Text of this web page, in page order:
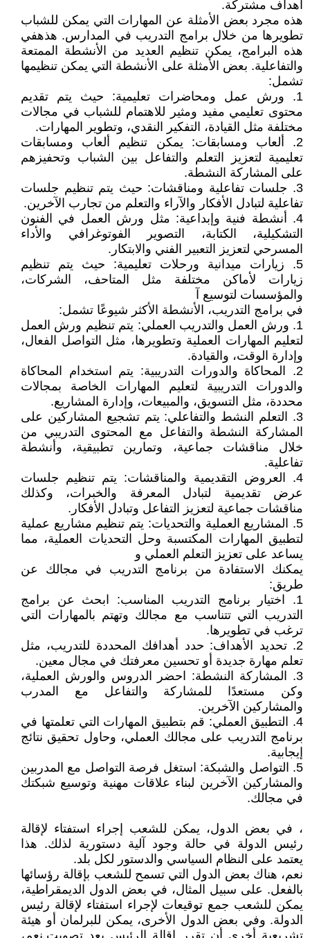
أهداف مشتركة.
هذه مجرد بعض الأمثلة عن المهارات التي يمكن للشباب
تطويرها من خلال برامج التدريب في المدارس. هذهفي
هذه البرامج، يمكن تنظيم العديد من الأنشطة الممتعة
والتفاعلية. بعض الأمثلة على الأنشطة التي يمكن تنظيمها
تشمل:
1. ورش عمل ومحاضرات تعليمية: حيث يتم تقديم
محتوى تعليمي مفيد ومثير للاهتمام للشباب في مجالات
مختلفة مثل القيادة، التفكير النقدي، وتطوير المهارات.
2. ألعاب ومسابقات: يمكن تنظيم ألعاب ومسابقات
تعليمية لتعزيز التعلم والتفاعل بين الشباب وتحفيزهم
على المشاركة النشطة.
3. جلسات تفاعلية ومناقشات: حيث يتم تنظيم جلسات
تفاعلية لتبادل الأفكار والآراء والتعلم من تجارب الآخرين.
4. أنشطة فنية وإبداعية: مثل ورش العمل في الفنون
التشكيلية، الكتابة، التصوير الفوتوغرافي والأداء
المسرحي لتعزيز التعبير الفني والابتكار.
5. زيارات ميدانية ورحلات تعليمية: حيث يتم تنظيم
زيارات لأماكن مختلفة مثل المتاحف، الشركات،
والمؤسسات لتوسيع آ
في برامج التدريب، الأنشطة الأكثر شيوعًا تشمل:
1. ورش العمل والتدريب العملي: يتم تنظيم ورش العمل
لتعليم المهارات العملية وتطويرها، مثل التواصل الفعال،
وإدارة الوقت، والقيادة.
2. المحاكاة والدورات التدريبية: يتم استخدام المحاكاة
والدورات التدريبية لتعليم المهارات الخاصة بمجالات
محددة، مثل التسويق، والمبيعات، وإدارة المشاريع.
3. التعلم النشط والتفاعلي: يتم تشجيع المشاركين على
المشاركة النشطة والتفاعل مع المحتوى التدريبي من
خلال مناقشات جماعية، وتمارين تطبيقية، وأنشطة
تفاعلية.
4. العروض التقديمية والمناقشات: يتم تنظيم جلسات
عرض تقديمية لتبادل المعرفة والخبرات، وكذلك
مناقشات جماعية لتعزيز التفاعل وتبادل الأفكار.
5. المشاريع العملية والتحديات: يتم تنظيم مشاريع عملية
لتطبيق المهارات المكتسبة وحل التحديات العملية، مما
يساعد على تعزيز التعلم العملي و
يمكنك الاستفادة من برنامج التدريب في مجالك عن
طريق:
1. اختيار برنامج التدريب المناسب: ابحث عن برامج
التدريب التي تتناسب مع مجالك وتهتم بالمهارات التي
ترغب في تطويرها.
2. تحديد الأهداف: حدد أهدافك المحددة للتدريب، مثل
تعلم مهارة جديدة أو تحسين معرفتك في مجال معين.
3. المشاركة النشطة: احضر الدروس والورش العملية،
وكن مستعدًا للمشاركة والتفاعل مع المدرب
والمشاركين الآخرين.
4. التطبيق العملي: قم بتطبيق المهارات التي تعلمتها في
برنامج التدريب على مجالك العملي، وحاول تحقيق نتائج
إيجابية.
5. التواصل والشبكة: استغل فرصة التواصل مع المدربين
والمشاركين الآخرين لبناء علاقات مهنية وتوسيع شبكتك
في مجالك.
، في بعض الدول، يمكن للشعب إجراء استفتاء لإقالة
رئيس الدولة في حالة وجود آلية دستورية لذلك. هذا
يعتمد على النظام السياسي والدستور لكل بلد.
نعم، هناك بعض الدول التي تسمح للشعب بإقالة رؤسائها
بالفعل. على سبيل المثال، في بعض الدول الديمقراطية،
يمكن للشعب جمع توقيعات لإجراء استفتاء لإقالة رئيس
الدولة. وفي بعض الدول الأخرى، يمكن للبرلمان أو هيئة